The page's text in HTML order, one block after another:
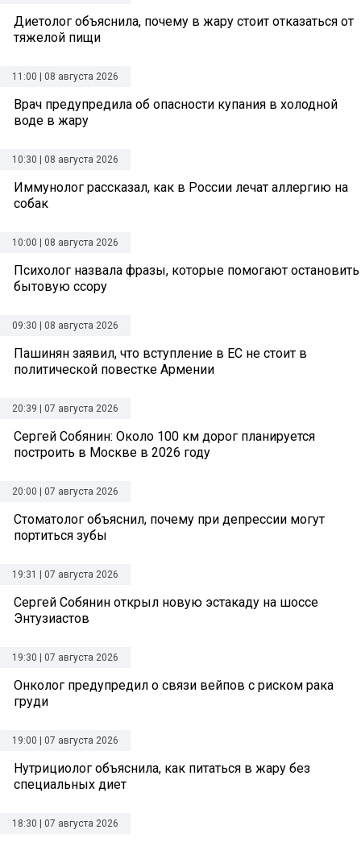
Диетолог объяснила, почему в жару стоит отказаться от
тяжелой пищи
11:00 | 08 августа 2026
Врач предупредила об опасности купания в холодной
воде в жару
10:30 | 08 августа 2026
Иммунолог рассказал, как в России лечат аллергию на
собак
10:00 | 08 августа 2026
Психолог назвала фразы, которые помогают остановить
бытовую ссору
09:30 | 08 августа 2026
Пашинян заявил, что вступление в ЕС не стоит в
политической повестке Армении
20:39 | 07 августа 2026
Сергей Собянин: Около 100 км дорог планируется
построить в Москве в 2026 году
20:00 | 07 августа 2026
Стоматолог объяснил, почему при депрессии могут
портиться зубы
19:31 | 07 августа 2026
Сергей Собянин открыл новую эстакаду на шоссе
Энтузиастов
19:30 | 07 августа 2026
Онколог предупредил о связи вейпов с риском рака
груди
19:00 | 07 августа 2026
Нутрициолог объяснила, как питаться в жару без
специальных диет
18:30 | 07 августа 2026